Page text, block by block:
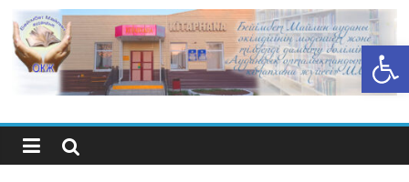
Открыть панель инструментов
Перейти
содержимому
Центральная
библиотечная